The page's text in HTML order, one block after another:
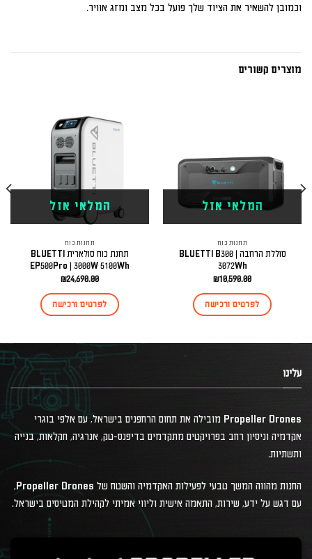
וכמובן להשאיר את הציוד שלך פועל בכל מצב ומזג אוויר.
מוצרים קשורים
המלאי אזל
תחנות כוח
סוללת הרחבה BLUETTI B300 |
3072Wh
₪10,590.00
לפרטים ורכישה
המלאי אזל
תחנות כוח
תחנת כוח סולארית BLUETTI
EP500Pro | 3000W 5100Wh
₪24,690.00
לפרטים ורכישה
עלינו
Propeller Drones מובילה את תחום הרחפנים בישראל, עם אלפי בוגרי
אקדמיה וניסיון רחב בפרויקטים מתקדמים בדיפנס-טק, אנרגיה, חקלאות, בנייה
ותשתיות.
החנות מהווה המשך טבעי לפעילות האקדמיה והשטח של Propeller Drones,
עם דגש על ידע, שירות, התאמה אישית וליווי אמיתי לקהילת המטיסים בישראל.